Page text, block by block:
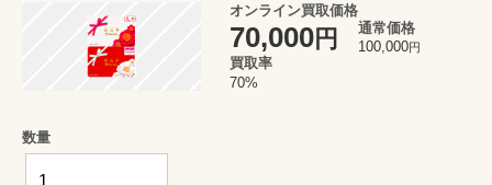
オンライン買取価格
70,000円
通常価格
100,000円
買取率
70%
数量